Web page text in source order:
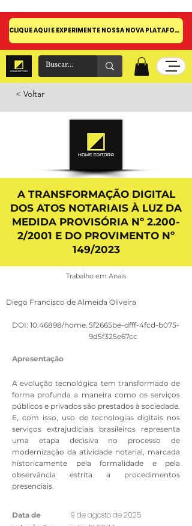
CLIQUE AQUI E EXPERIMENTE NOSSA NOVA PLATAFORMA!
< Voltar
A TRANSFORMAÇÃO DIGITAL
DOS ATOS NOTARIAIS À LUZ DA
MEDIDA PROVISÓRIA Nº 2.200-
2/2001 E DO PROVIMENTO Nº
149/2023
Trabalho em Anais
Diego Francisco de Almeida Oliveira
DOI: 10.46898/home. 5f2665be-dfff-4fcd-b075-
9d5f325e67cc
Apresentação
A evolução tecnológica tem transformado de
forma profunda a maneira como os serviços
públicos e privados são prestados à sociedade.
E, com isso, uso de tecnologias digitais nos
serviços extrajudiciais brasileiros representa
uma etapa decisiva no processo de
modernização da atividade notarial, marcada
historicamente pela formalidade e pela
observância estrita a procedimentos
presenciais.
Data de
9 de agosto de 2025